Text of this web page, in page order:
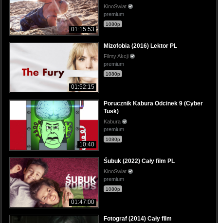
01:15:53
KinoSwiat
premium
1080p
01:52:15
Mizofobia (2016) Lektor PL
Filmy Akcji
premium
1080p
10:40
Porucznik Kabura Odcinek 9 (Cyber
Tusk)
Kabura
premium
1080p
01:47:00
Śubuk (2022) Cały film PL
KinoSwiat
premium
1080p
Fotograf (2014) Cały film